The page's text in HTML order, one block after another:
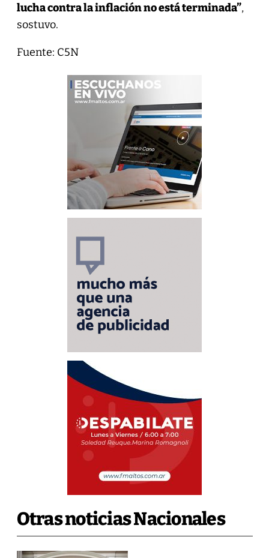
lucha contra la inflación no está terminada”,
sostuvo.
Fuente: C5N
Otras noticias Nacionales